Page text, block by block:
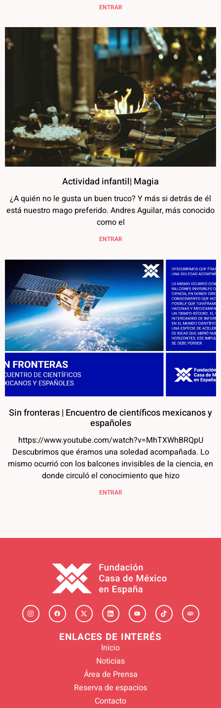
ENTRAR
Actividad infantil| Magia
¿A quién no le gusta un buen truco? Y más si detrás de él
está nuestro mago preferido. Andres Aguilar, más conocido
como el
ENTRAR
Sin fronteras | Encuentro de científicos mexicanos y
españoles
https://www.youtube.com/watch?v=MhTXWhBRQpU
Descubrimos que éramos una soledad acompañada. Lo
mismo ocurrió con los balcones invisibles de la ciencia, en
donde circuló el conocimiento que hizo
ENTRAR
ENLACES DE INTERÉS
Inicio
Noticias
Área de Prensa
Reserva de espacios
Contacto